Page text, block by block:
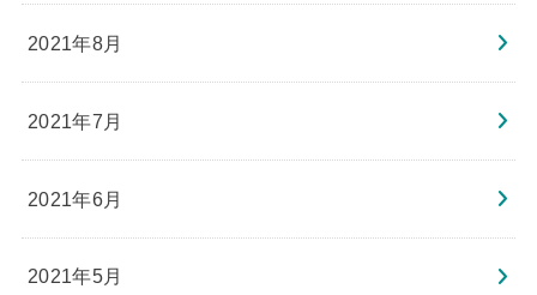
2021年8月
2021年7月
2021年6月
2021年5月